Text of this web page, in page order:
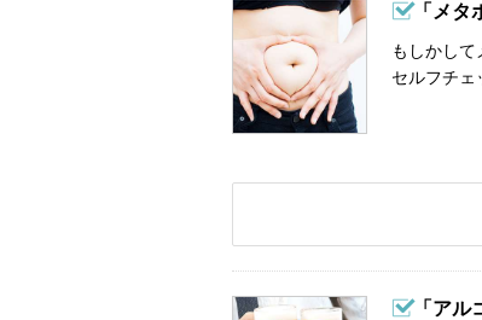
「メタ
もしかし
セルフチェ
「アル